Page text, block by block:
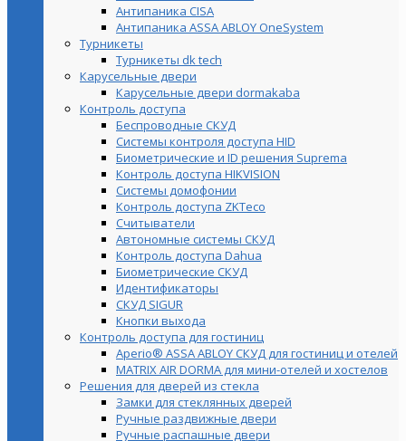
Антипаника СISA
Антипаника ASSA ABLOY OneSystem
Турникеты
Турникеты dk tech
Карусельные двери
Карусельные двери dormakaba
Контроль доступа
Беспроводные СКУД
Системы контроля доступа HID
Биометрические и ID решения Suprema
Контроль доступа HIKVISION
Системы домофонии
Контроль доступа ZKTeco
Считыватели
Автономные системы СКУД
Контроль доступа Dahua
Биометрические СКУД
Идентификаторы
СКУД SIGUR
Кнопки выхода
Контроль доступа для гостиниц
Aperio® ASSA ABLOY СКУД для гостиниц и отелей
MATRIX AIR DORMA для мини-отелей и хостелов
Решения для дверей из стекла
Замки для стеклянных дверей
Ручные раздвижные двери
Ручные распашные двери